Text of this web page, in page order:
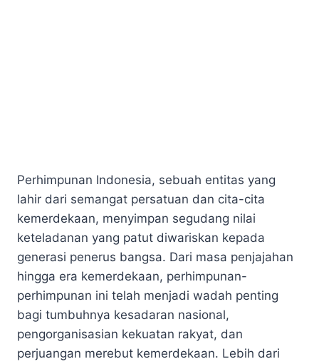
Perhimpunan Indonesia, sebuah entitas yang
lahir dari semangat persatuan dan cita-cita
kemerdekaan, menyimpan segudang nilai
keteladanan yang patut diwariskan kepada
generasi penerus bangsa. Dari masa penjajahan
hingga era kemerdekaan, perhimpunan-
perhimpunan ini telah menjadi wadah penting
bagi tumbuhnya kesadaran nasional,
pengorganisasian kekuatan rakyat, dan
perjuangan merebut kemerdekaan. Lebih dari